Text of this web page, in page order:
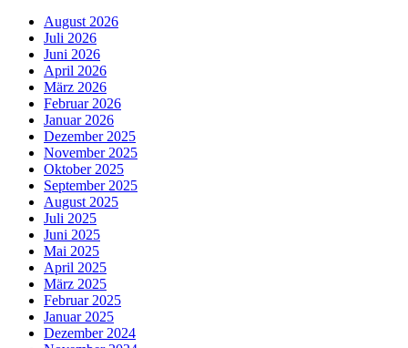
August 2026
Juli 2026
Juni 2026
April 2026
März 2026
Februar 2026
Januar 2026
Dezember 2025
November 2025
Oktober 2025
September 2025
August 2025
Juli 2025
Juni 2025
Mai 2025
April 2025
März 2025
Februar 2025
Januar 2025
Dezember 2024